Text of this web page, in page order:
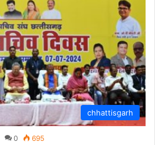
chhattisgarh
0 695